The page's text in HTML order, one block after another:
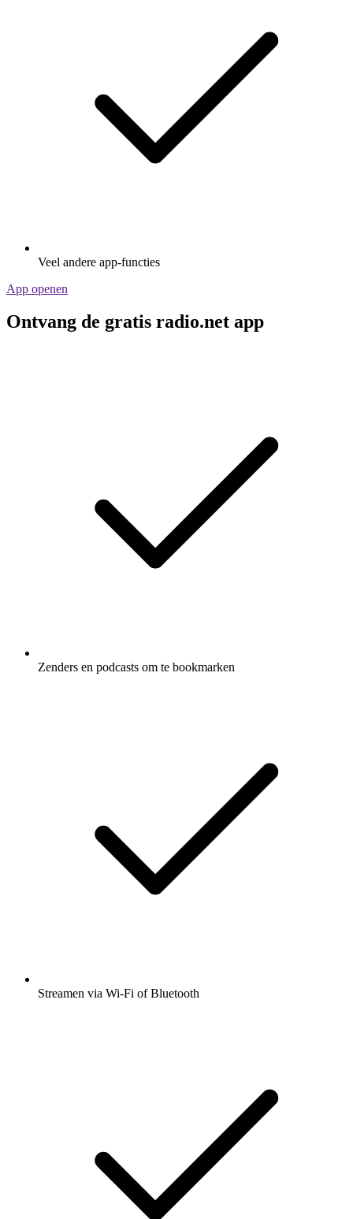
Veel andere app-functies
App openen
Ontvang de gratis radio.net app
Zenders en podcasts om te bookmarken
Streamen via Wi-Fi of Bluetooth